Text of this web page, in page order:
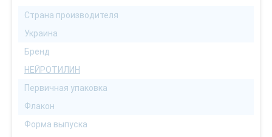
Страна производителя
Украина
Бренд
НЕЙРОТИЛИН
Первичная упаковка
Флакон
Форма выпуска